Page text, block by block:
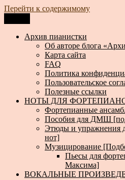
Перейти к содержимому
Архив пианистки
Всё для пианистов: ноты, книги,
Архив пианистки
Об авторе блога
Карта сайта
FAQ
Политика
Пользовательское
Полезные ссылки
НОТЫ ДЛЯ
Фортепианные
Пособия для ДМШ
Этюды и упражнения
нот]
Музицирование
Пьесы для
Максима]
ВОКАЛЬНЫЕ